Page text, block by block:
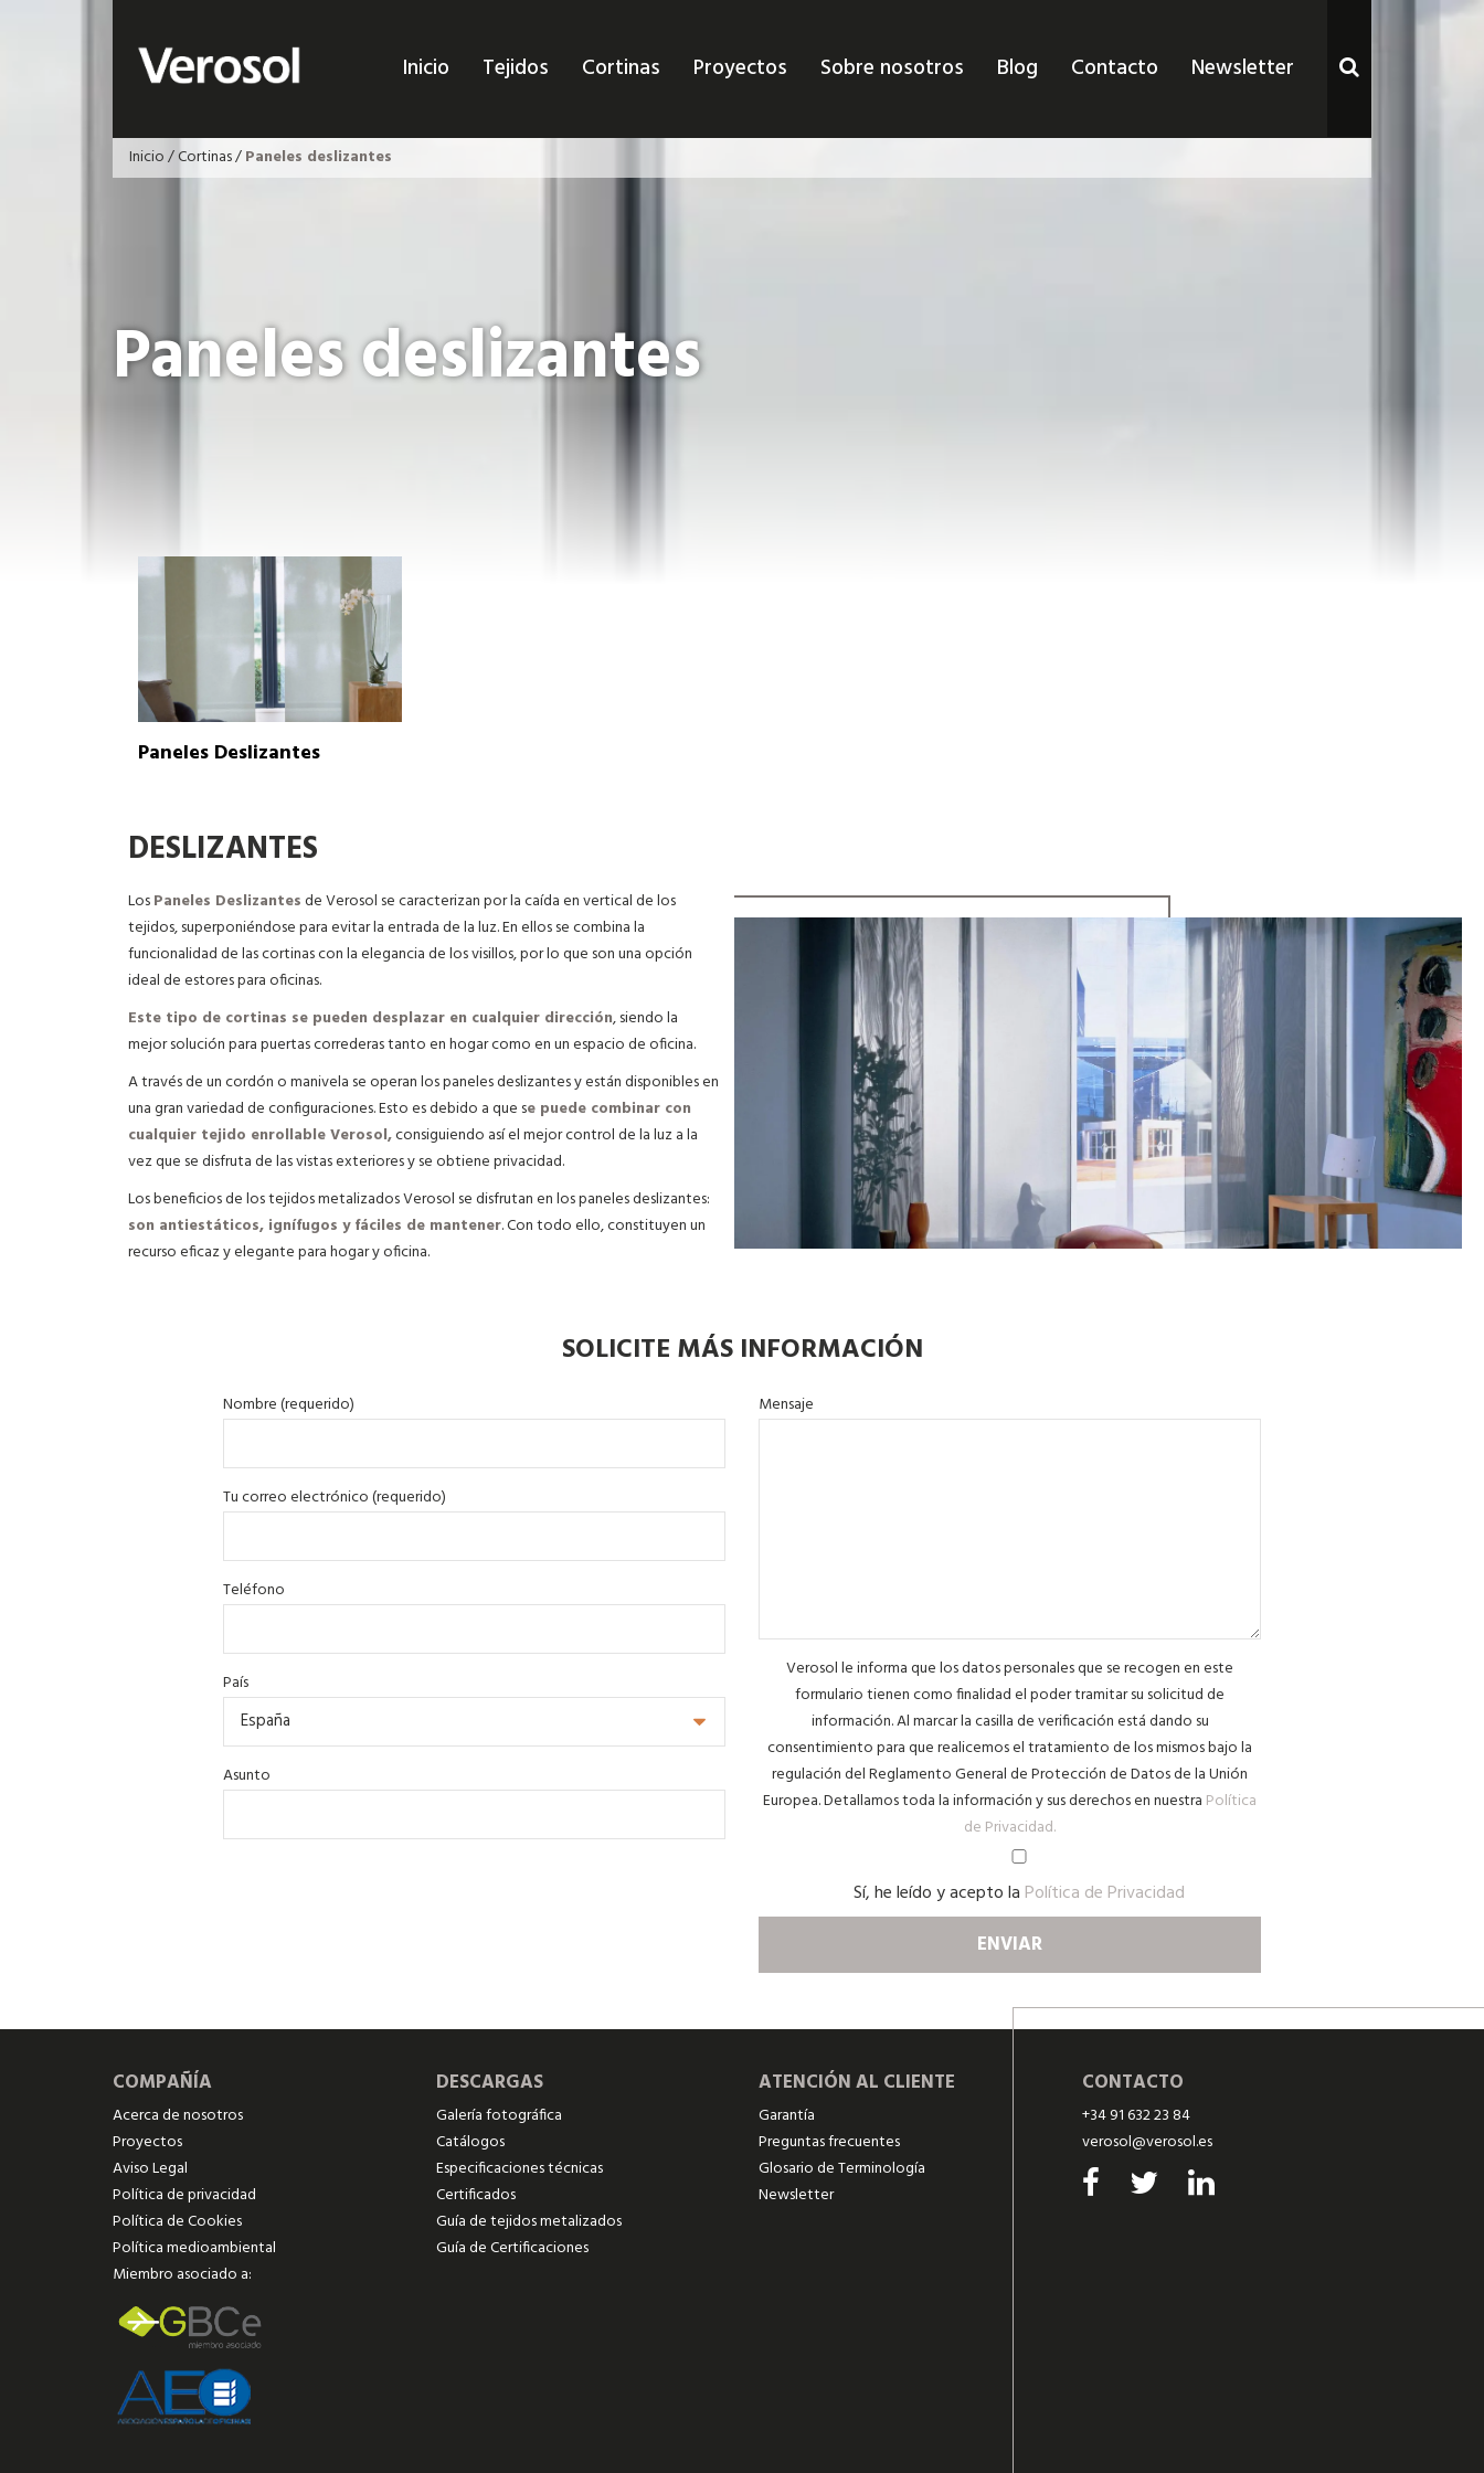
Inicio Tejidos Cortinas Proyectos Sobre nosotros Blog Contacto Newsletter
Inicio/Cortinas/Paneles deslizantes
Paneles deslizantes
Paneles Deslizantes
DESLIZANTES
LosPaneles Deslizantesde Verosol se caracterizan por la caída en vertical de los
tejidos, superponiéndose para evitar la entrada de la luz. En ellos se combina la
funcionalidad de las cortinas con la elegancia de los visillos, por lo que son una opción
ideal de estores para oficinas.
Este tipo de cortinas se pueden desplazar en cualquier dirección, siendo la
mejor solución para puertas correderas tanto en hogar como en un espacio de oficina.
A través de un cordón o manivela se operan los paneles deslizantes y están disponibles en
una gran variedad de configuraciones. Esto es debido a que se puede combinar con
cualquier tejido enrollable Verosol,consiguiendo así el mejor control de la luz a la
vez que se disfruta de las vistas exteriores y se obtiene privacidad.
Los beneficios de los tejidos metalizados Verosol se disfrutan en los paneles deslizantes:
son antiestáticos, ignífugos y fáciles de mantener. Con todo ello, constituyen un
recurso eficaz y elegante para hogar y oficina.
SOLICITE MÁS INFORMACIÓN
Nombre (requerido)
Tu correo electrónico (requerido)
Teléfono
País
Asunto
Mensaje
Verosol le informa que los datos personales que se recogen en este
formulario tienen como finalidad el poder tramitar su solicitud de
información. Al marcar la casilla de verificación está dando su
consentimiento para que realicemos el tratamiento de los mismos bajo la
regulación del Reglamento General de Protección de Datos de la Unión
Europea. Detallamos toda la información y sus derechos en nuestra Política
de Privacidad.
Sí, he leído y acepto la Política de Privacidad
COMPAÑÍA
Acerca de nosotros
Proyectos
Aviso Legal
Política de privacidad
Política de Cookies
Política medioambiental
Miembro asociado a:
DESCARGAS
Galería fotográfica
Catálogos
Especificaciones técnicas
Certificados
Guía de tejidos metalizados
Guía de Certificaciones
ATENCIÓN AL CLIENTE
Garantía
Preguntas frecuentes
Glosario de Terminología
Newsletter
CONTACTO
+34 91 632 23 84
verosol@verosol.es